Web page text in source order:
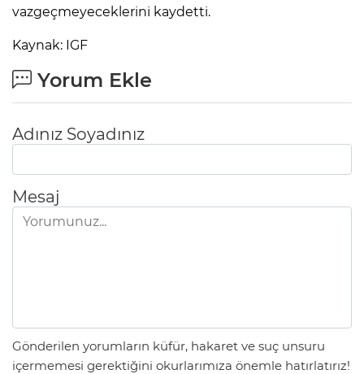
vazgeçmeyeceklerini kaydetti.
Kaynak: IGF
Yorum Ekle
Adınız Soyadınız
Mesaj
Gönderilen yorumların küfür, hakaret ve suç unsuru
içermemesi gerektiğini okurlarımıza önemle hatırlatırız!